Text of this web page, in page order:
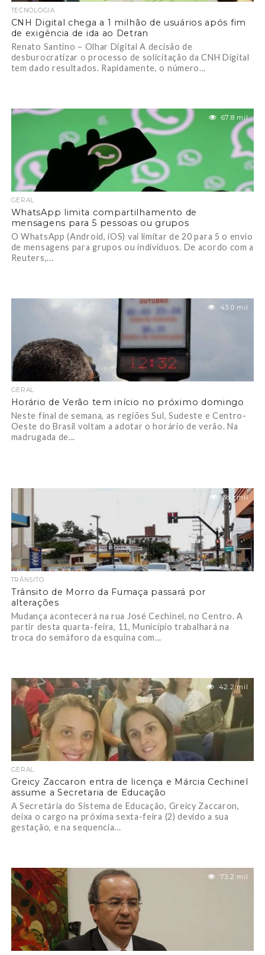
TECNOLOGIA
CNH Digital chega a 1 milhão de usuários após fim
de exigência de ida ao Detran
Renato Santino – Olhar Digital A decisão de
desburocratizar o processo de solicitação da CNH Digital
tem dado resultados. Rapidamente, o número...
67.8 mil
GERAL
WhatsApp limita compartilhamento de
mensagens para 5 pessoas ou grupos
O WhatsApp (Android, iOS) vai limitar de 20 para 5 o envio
de mensagens para grupos ou indivíduos. De acordo com a
Reuters,...
43.0 mil
GERAL
Horário de Verão tem início no próximo domingo
Neste final de semana, as regiões Sul, Sudeste e Centro-
Oeste do Brasil voltam a adotar o horário de verão. Na
madrugada de...
38.1 mil
TRÂNSITO
Trânsito de Morro da Fumaça passará por
alterações
Mudança acontecerá na rua José Cechinel, no Centro. A
partir desta quarta-feira, 11, Município trabalhará na
troca do semáforo da esquina com...
42.2 mil
GERAL
Greicy Zaccaron entra de licença e Márcia Cechinel
assume a Secretaria de Educação
A Secretária do Sistema de Educação, Greicy Zaccaron,
deixa o cargo na próxima sexta-feira (2) devido a sua
gestação, e na sequencia...
73.2 mil